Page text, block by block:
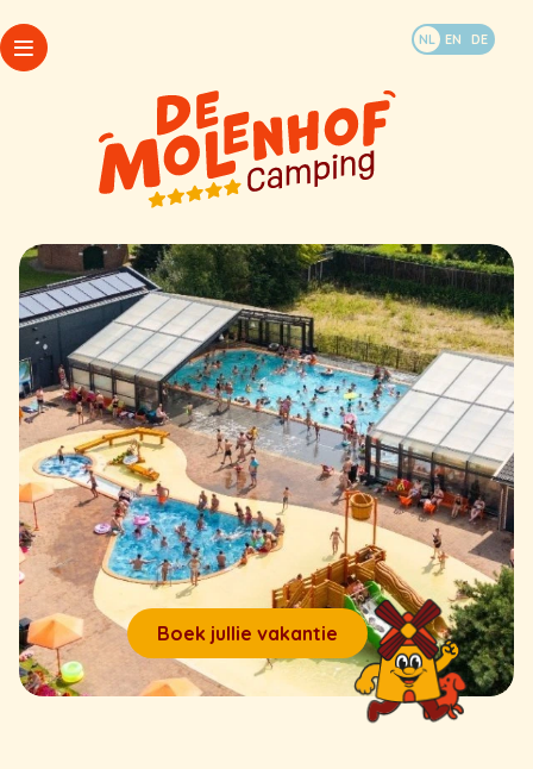
WhatsApp
Arrangementen
Openingstijden
Mijn Molenhof
FAQ
Plattegrond
NL EN DE
Kamperen
Accommodaties
Last minutes
Doen en beleven
Contact & info
Boek jullie vakantie
Accommodaties
Last minutes
Doen en beleven
Contact & info
WhatsApp
Arrangementen
Openingstijden
Mijn Molenhof
FAQ
Plattegrond
Boek jullie vakantie